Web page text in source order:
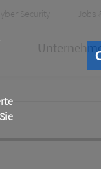
Security Jobs